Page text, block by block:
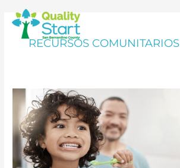
contenido
RECURSOS COMUNITARIOS